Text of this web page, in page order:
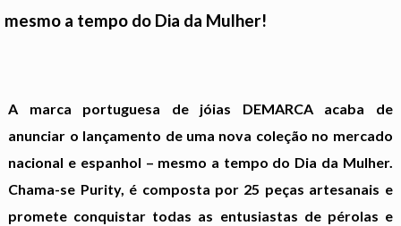
mesmo a tempo do Dia da Mulher!
A marca portuguesa de jóias DEMARCAacaba de
anunciar o lançamento de uma nova coleção no mercado
nacional e espanhol – mesmo a tempo do Dia da Mulher.
Chama-se Purity, é composta por 25 peças artesanais e
promete conquistar todas as entusiastas de pérolas e